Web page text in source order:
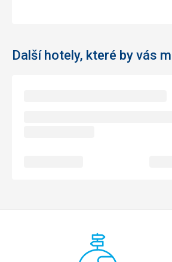
Další hotely, které by vás